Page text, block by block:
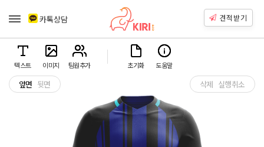
카톡상담 견적받기
텍스트 이미지 팀원추가 초기화 도움말
앞면 뒷면 삭제 실행취소